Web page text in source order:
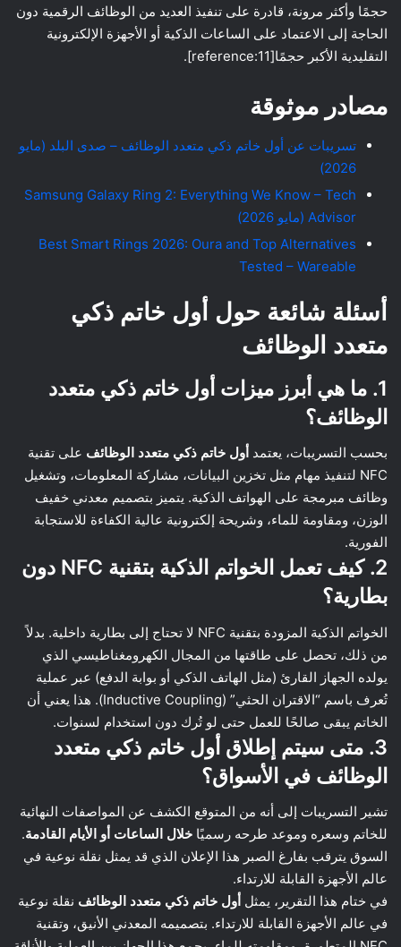
حجمًا وأكثر مرونة، قادرة على تنفيذ العديد من الوظائف الرقمية دون
الحاجة إلى الاعتماد على الساعات الذكية أو الأجهزة الإلكترونية
التقليدية الأكبر حجمًا[reference:11].
مصادر موثوقة
تسريبات عن أول خاتم ذكي متعدد الوظائف – صدى البلد (مايو
2026)
Samsung Galaxy Ring 2: Everything We Know – Tech
Advisor (مايو 2026)
Best Smart Rings 2026: Oura and Top Alternatives
Tested – Wareable
أسئلة شائعة حول أول خاتم ذكي
متعدد الوظائف
1. ما هي أبرز ميزات أول خاتم ذكي متعدد
الوظائف؟
بحسب التسريبات، يعتمد أول خاتم ذكي متعدد الوظائف على تقنية
NFC لتنفيذ مهام مثل تخزين البيانات، مشاركة المعلومات، وتشغيل
وظائف مبرمجة على الهواتف الذكية. يتميز بتصميم معدني خفيف
الوزن، ومقاومة للماء، وشريحة إلكترونية عالية الكفاءة للاستجابة
الفورية.
2. كيف تعمل الخواتم الذكية بتقنية NFC دون
بطارية؟
الخواتم الذكية المزودة بتقنية NFC لا تحتاج إلى بطارية داخلية. بدلاً
من ذلك، تحصل على طاقتها من المجال الكهرومغناطيسي الذي
يولده الجهاز القارئ (مثل الهاتف الذكي أو بوابة الدفع) عبر عملية
تُعرف باسم “الاقتران الحثي” (Inductive Coupling). هذا يعني أن
الخاتم يبقى صالحًا للعمل حتى لو تُرك دون استخدام لسنوات.
3. متى سيتم إطلاق أول خاتم ذكي متعدد
الوظائف في الأسواق؟
تشير التسريبات إلى أنه من المتوقع الكشف عن المواصفات النهائية
للخاتم وسعره وموعد طرحه رسميًا خلال الساعات أو الأيام القادمة.
السوق يترقب بفارغ الصبر هذا الإعلان الذي قد يمثل نقلة نوعية في
عالم الأجهزة القابلة للارتداء.
في ختام هذا التقرير، يمثل أول خاتم ذكي متعدد الوظائف نقلة نوعية
في عالم الأجهزة القابلة للارتداء. بتصميمه المعدني الأنيق، وتقنية